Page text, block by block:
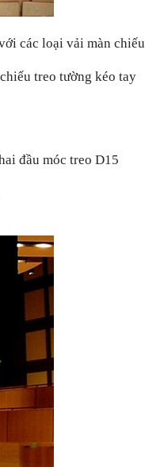
các loại vải màn chiếu
treo tường kéo tay
đầu móc treo D15